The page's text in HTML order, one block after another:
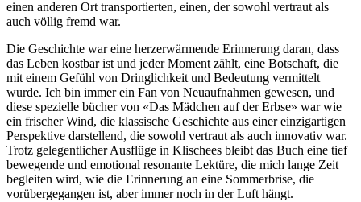
einen anderen Ort transportierten, einen, der sowohl vertraut als
auch völlig fremd war.
Die Geschichte war eine herzerwärmende Erinnerung daran, dass
das Leben kostbar ist und jeder Moment zählt, eine Botschaft, die
mit einem Gefühl von Dringlichkeit und Bedeutung vermittelt
wurde. Ich bin immer ein Fan von Neuaufnahmen gewesen, und
diese spezielle bücher von «Das Mädchen auf der Erbse» war wie
ein frischer Wind, die klassische Geschichte aus einer einzigartigen
Perspektive darstellend, die sowohl vertraut als auch innovativ war.
Trotz gelegentlicher Ausflüge in Klischees bleibt das Buch eine tief
bewegende und emotional resonante Lektüre, die mich lange Zeit
begleiten wird, wie die Erinnerung an eine Sommerbrise, die
vorübergegangen ist, aber immer noch in der Luft hängt.